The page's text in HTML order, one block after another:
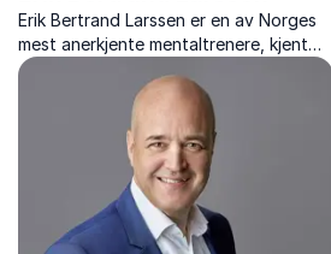
Erik Bertrand Larssen er en av Norges
mest anerkjente mentaltrenere, kjent
for sin evne til å hjelpe enkeltpersoner
og organisasjoner med å oppnå sitt
fulle potensial.